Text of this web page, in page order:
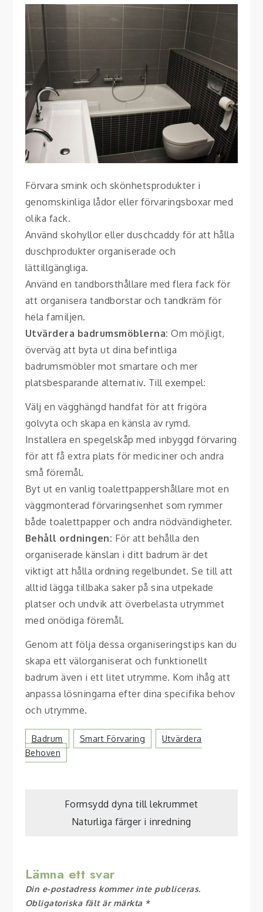
Förvara smink och skönhetsprodukter i
genomskinliga lådor eller förvaringsboxar med
olika fack.
Använd skohyllor eller duschcaddy för att hålla
duschprodukter organiserade och
lättillgängliga.
Använd en tandborsthållare med flera fack för
att organisera tandborstar och tandkräm för
hela familjen.
Utvärdera badrumsmöblerna:Om möjligt,
överväg att byta ut dina befintliga
badrumsmöbler mot smartare och mer
platsbesparande alternativ. Till exempel:
Välj en vägghängd handfat för att frigöra
golvyta och skapa en känsla av rymd.
Installera en spegelskåp med inbyggd förvaring
för att få extra plats för mediciner och andra
små föremål.
Byt ut en vanlig toalettpappershållare mot en
väggmonterad förvaringsenhet som rymmer
både toalettpapper och andra nödvändigheter.
Behåll ordningen: För att behålla den
organiserade känslan i ditt badrum är det
viktigt att hålla ordning regelbundet. Se till att
alltid lägga tillbaka saker på sina utpekade
platser och undvik att överbelasta utrymmet
med onödiga föremål.
Genom att följa dessa organiseringstips kan du
skapa ett välorganiserat och funktionellt
badrum även i ett litet utrymme. Kom ihåg att
anpassa lösningarna efter dina specifika behov
och utrymme.
Badrum Smart Förvaring
Utvärdera
Behoven
Inläggsnavigering
Formsydd dyna till lekrummet
Naturliga färger i inredning
Lämna ett svar
Din e-postadress kommer inte publiceras.
Obligatoriska fält är märkta *